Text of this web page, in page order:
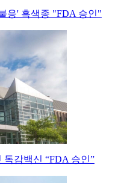
응' 흑색종 "FDA 승인"
독감백신 “FDA 승인”